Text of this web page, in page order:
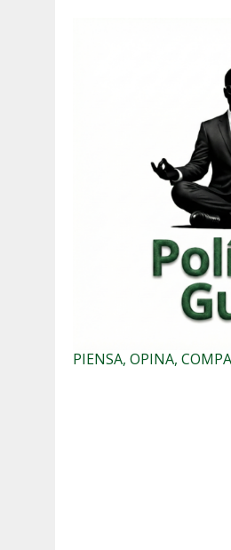
PIENSA, OPINA,